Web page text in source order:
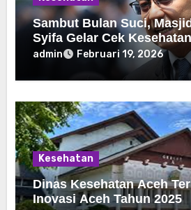
Sambut Bulan Suci,
Syifa Gelar Cek
admin Februari 19, 2026
Kesehatan
Dinas Kesehatan Aceh
Inovasi Aceh Tahun 2025